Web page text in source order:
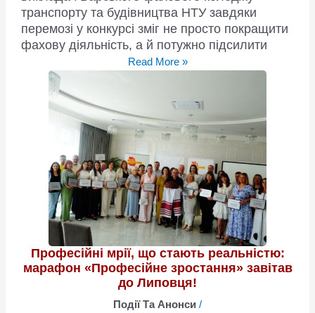
транспорту та будівництва НТУ завдяки
перемозі у конкурсі зміг не просто покращити
фахову діяльність, а й потужно підсилити
“Професійне
що
змінює
підходи!
Read More »
Професійні мрії, що стають реальністю:
марафон «Професійне зростання» завітав
до Липовця!
Події Та Анонси /